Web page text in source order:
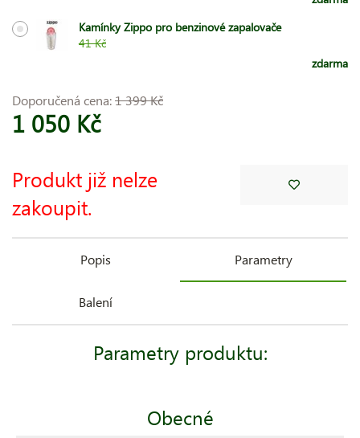
Kamínky Zippo pro benzinové zapalovače
41 Kč
zdarma
Doporučená cena:1 399 Kč
1 050 Kč
Produkt již nelze
zakoupit.
Popis Parametry
Balení
Parametry produktu:
Obecné